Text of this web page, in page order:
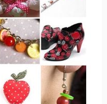
PRÓXIMO POST
COMO USAR: SAPATO
OXFORD